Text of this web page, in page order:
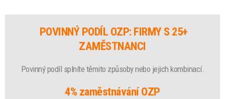
POVINNÝ PODÍL OZP: FIRMY S 25+
ZAMĚSTNANCI
Povinný podíl splníte těmito způsoby nebo jejich kombinací.
4% zaměstnávání OZP